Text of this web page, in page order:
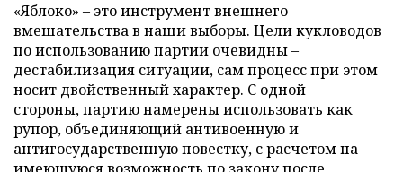
«Яблоко» – это инструмент внешнего
вмешательства в наши выборы. Цели кукловодов
по использованию партии очевидны –
дестабилизация ситуации, сам процесс при этом
носит двойственный характер. С одной
стороны, партию намерены использовать как
рупор, объединяющий антивоенную и
антигосударственную повестку, с расчетом на